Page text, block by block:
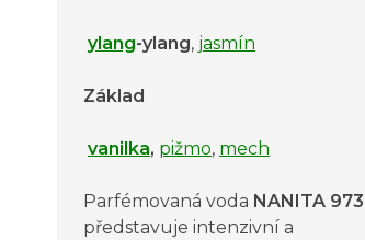
ylang-ylang, jasmín
Základ
vanilka, pižmo, mech
Parfémovaná voda NANITA 973
představuje intenzivní a